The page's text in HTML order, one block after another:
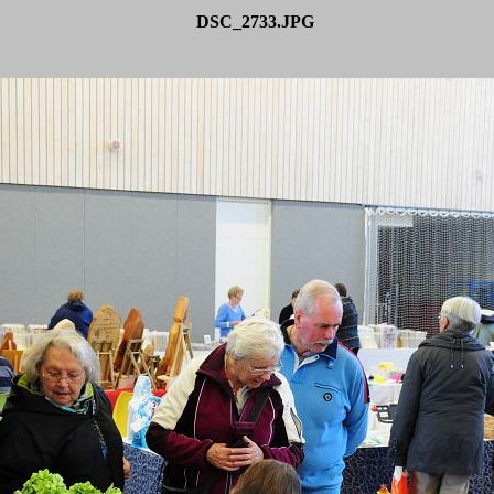
DSC_2733.JPG